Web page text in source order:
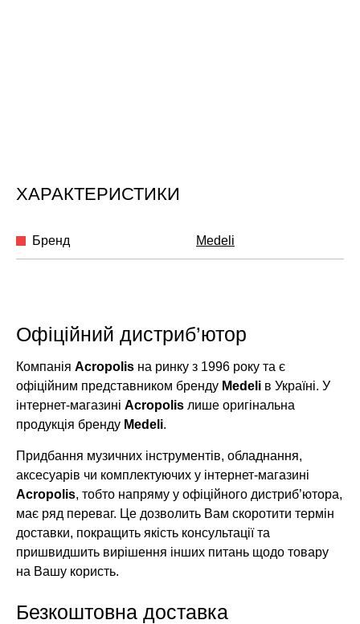
ХАРАКТЕРИСТИКИ
Бренд Medeli
Офіційний дистриб’ютор
Компанія Acropolis на ринку з 1996 року та є
офіційним представником бренду Medeli в Україні. У
інтернет-магазині Acropolis лише оригінальна
продукція бренду Medeli.
Придбання музичних інструментів, обладнання,
аксесуарів чи комплектуючих у інтернет-магазині
Acropolis, тобто напряму у офіційного дистриб’ютора,
має ряд переваг. Це дозволить Вам скоротити термін
доставки, покращить якість консультації та
пришвидшить вирішення інших питань щодо товару
на Вашу користь.
Безкоштовна доставка